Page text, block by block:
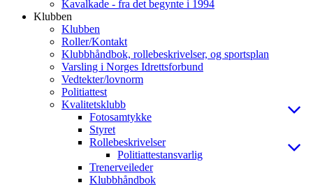
Kavalkade - fra det begynte i 1994
Klubben
Klubben
Roller/Kontakt
Klubbhåndbok, rollebeskrivelser, og sportsplan
Varsling i Norges Idrettsforbund
Vedtekter/lovnorm
Politiattest
Kvalitetsklubb
Fotosamtykke
Styret
Rollebeskrivelser
Politiattestansvarlig
Trenerveileder
Klubbhåndbok